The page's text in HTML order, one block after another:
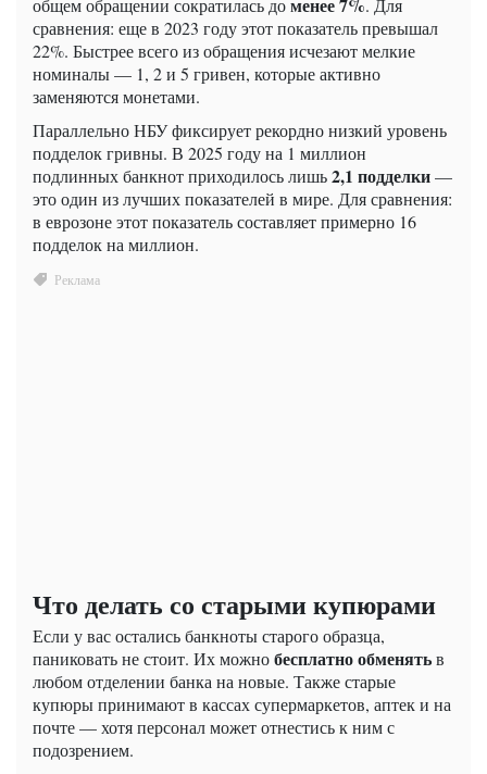
сравнения: еще в 2023 году этот показатель превышал
22%. Быстрее всего из обращения исчезают мелкие
номиналы — 1, 2 и 5 гривен, которые активно
заменяются монетами.
Параллельно НБУ фиксирует рекордно низкий уровень
подделок гривны. В 2025 году на 1 миллион
подлинных банкнот приходилось лишь2,1 подделки—
это один из лучших показателей в мире. Для сравнения:
в еврозоне этот показатель составляет примерно 16
подделок на миллион.
Что делать со старыми купюрами
Если у вас остались банкноты старого образца,
паниковать не стоит. Их можнобесплатно обменятьв
любом отделении банка на новые. Также старые
купюры принимают в кассах супермаркетов, аптек и на
почте — хотя персонал может отнестись к ним с
подозрением.